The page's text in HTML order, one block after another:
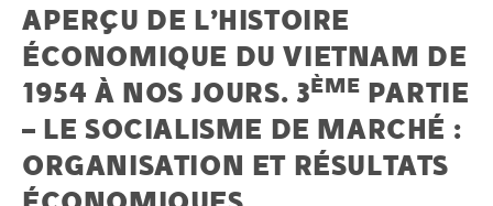
APERÇU DE L’HISTOIRE
ÉCONOMIQUE DU VIETNAM DE
1954 À NOS JOURS. 3ÈME PARTIE
– LE SOCIALISME DE MARCHÉ :
ORGANISATION ET RÉSULTATS